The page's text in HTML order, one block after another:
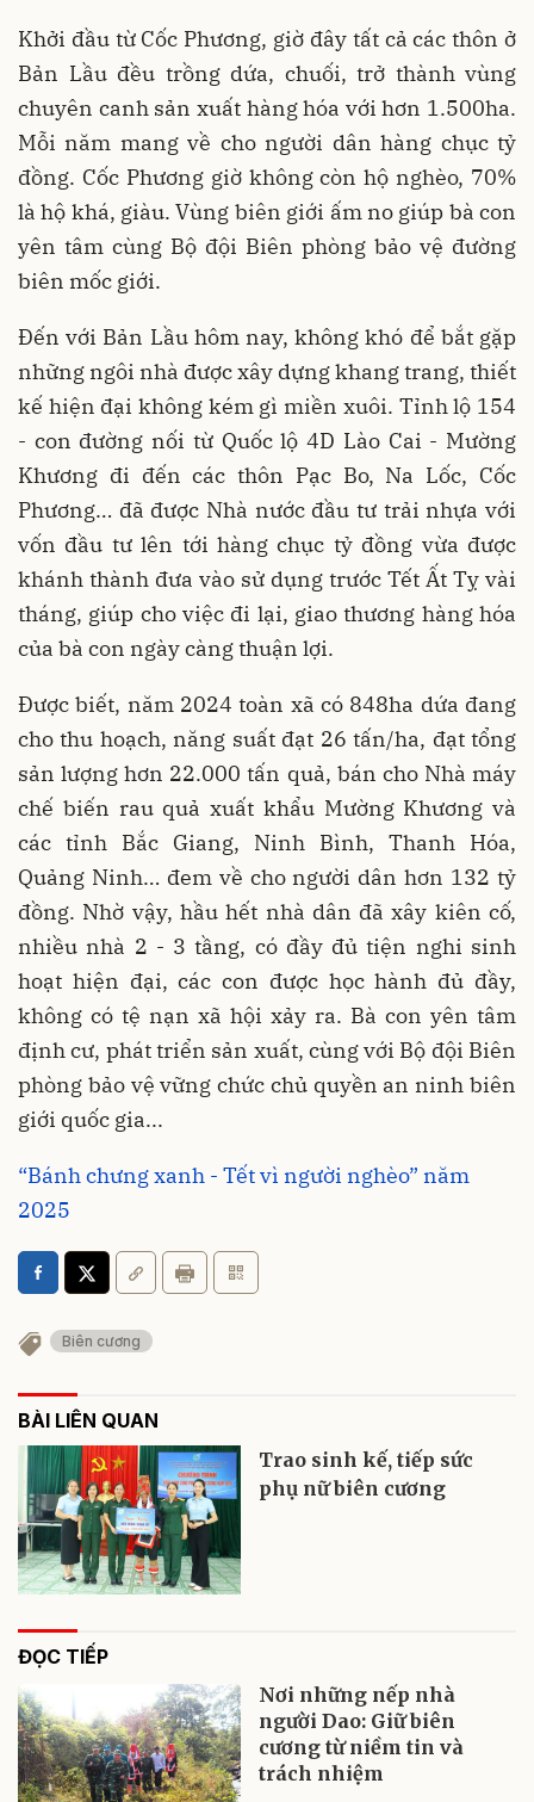
Khởi đầu từ Cốc Phương, giờ đây tất cả các thôn ở
Bản Lầu đều trồng dứa, chuối, trở thành vùng
chuyên canh sản xuất hàng hóa với hơn 1.500ha.
Mỗi năm mang về cho người dân hàng chục tỷ
đồng. Cốc Phương giờ không còn hộ nghèo, 70%
là hộ khá, giàu. Vùng biên giới ấm no giúp bà con
yên tâm cùng Bộ đội Biên phòng bảo vệ đường
biên mốc giới.
Đến với Bản Lầu hôm nay, không khó để bắt gặp
những ngôi nhà được xây dựng khang trang, thiết
kế hiện đại không kém gì miền xuôi. Tỉnh lộ 154
- con đường nối từ Quốc lộ 4D Lào Cai - Mường
Khương đi đến các thôn Pạc Bo, Na Lốc, Cốc
Phương… đã được Nhà nước đầu tư trải nhựa với
vốn đầu tư lên tới hàng chục tỷ đồng vừa được
khánh thành đưa vào sử dụng trước Tết Ất Tỵ vài
tháng, giúp cho việc đi lại, giao thương hàng hóa
của bà con ngày càng thuận lợi.
Được biết, năm 2024 toàn xã có 848ha dứa đang
cho thu hoạch, năng suất đạt 26 tấn/ha, đạt tổng
sản lượng hơn 22.000 tấn quả, bán cho Nhà máy
chế biến rau quả xuất khẩu Mường Khương và
các tỉnh Bắc Giang, Ninh Bình, Thanh Hóa,
Quảng Ninh… đem về cho người dân hơn 132 tỷ
đồng. Nhờ vậy, hầu hết nhà dân đã xây kiên cố,
nhiều nhà 2 - 3 tầng, có đầy đủ tiện nghi sinh
hoạt hiện đại, các con được học hành đủ đầy,
không có tệ nạn xã hội xảy ra. Bà con yên tâm
định cư, phát triển sản xuất, cùng với Bộ đội Biên
phòng bảo vệ vững chức chủ quyền an ninh biên
giới quốc gia...
“Bánh chưng xanh - Tết vì người nghèo” năm
2025
Biên cương
BÀI LIÊN QUAN
Trao sinh kế, tiếp sức
phụ nữ biên cương
ĐỌC TIẾP
Nơi những nếp nhà
người Dao: Giữ biên
cương từ niềm tin và
trách nhiệm